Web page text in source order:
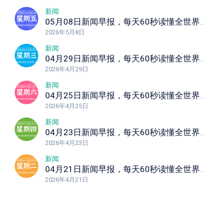
新闻
05月08日新闻早报，每天60秒读懂全世界！
2026年5月8日
新闻
04月29日新闻早报，每天60秒读懂全世界！
2026年4月29日
新闻
04月25日新闻早报，每天60秒读懂全世界！
2026年4月25日
新闻
04月23日新闻早报，每天60秒读懂全世界！
2026年4月23日
新闻
04月21日新闻早报，每天60秒读懂全世界！
2026年4月21日